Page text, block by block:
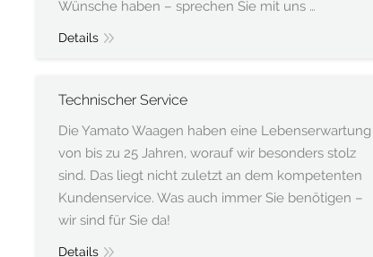
Wünsche haben – sprechen Sie mit uns …
Details
Technischer Service
Die Yamato Waagen haben eine Lebenserwartung
von bis zu 25 Jahren, worauf wir besonders stolz
sind. Das liegt nicht zuletzt an dem kompetenten
Kundenservice. Was auch immer Sie benötigen –
wir sind für Sie da!
Details